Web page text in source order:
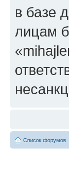
в базе
лицам
Список форумов